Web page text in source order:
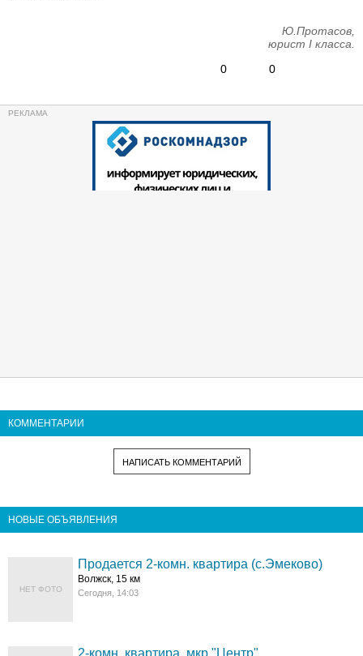
Ю.Протасов,
юрист I класса.
0
0
КОММЕНТАРИИ
НАПИСАТЬ КОММЕНТАРИЙ
НОВЫЕ ОБЪЯВЛЕНИЯ
НЕТ ФОТО
Продается 2-комн. квартира (с.Эмеково)
Волжск, 15 км
Сегодня, 14:03
2-комн. квартира, мкр."Центр"